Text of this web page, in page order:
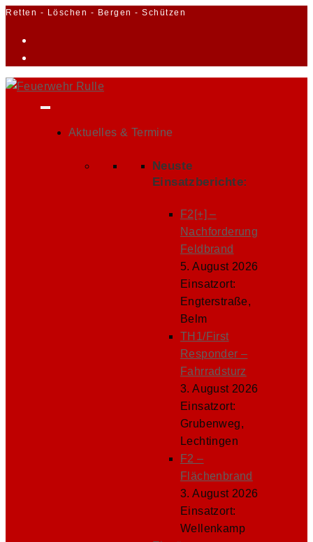
Zum
Retten - Löschen - Bergen - Schützen
Aktuelles & Termine
Neuste
Einsatzberichte:
F2[+] –
Nachforderung
Feldbrand
5. August 2026
Einsatzort:
Engterstraße,
Belm
TH1/First
Responder –
Fahrradsturz
3. August 2026
Einsatzort:
Grubenweg,
Lechtingen
F2 –
Flächenbrand
3. August 2026
Einsatzort:
Wellenkamp